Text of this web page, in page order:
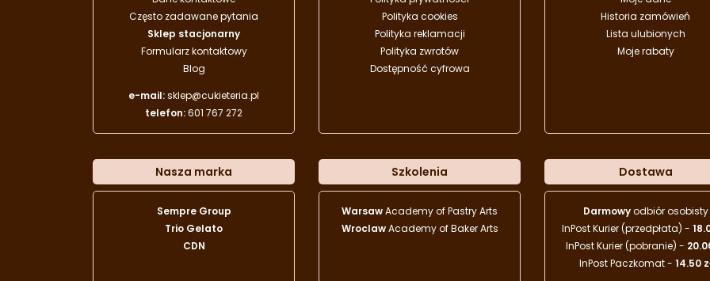
Często zadawane pytania
Sklep stacjonarny
Formularz kontaktowy
Blog
e-mail:sklep@cukieteria.pl
telefon:601 767 272
Polityka cookies
Polityka reklamacji
Polityka zwrotów
Dostępność cyfrowa
Historia zamówień
Lista ulubionych
Moje rabaty
Nasza marka
Sempre Group
Trio Gelato
CDN
Szkolenia
WarsawAcademy of Pastry Arts
WroclawAcademy of Baker Arts
Dostawa
Darmowyodbiór osobisty
InPost Kurier (przedpłata) -
InPost Kurier (pobranie) -
InPost Paczkomat - 14.50